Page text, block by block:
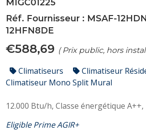
MIGC01225
Réf. Fournisseur : MSAF-
12HFN8DE
€588,69 ( Prix public, hors
Climatiseurs
Climatiseur
Climatiseur Mono Split Mural
12.000 Btu/h, Classe énergétique A++,
Eligible Prime AGIR+